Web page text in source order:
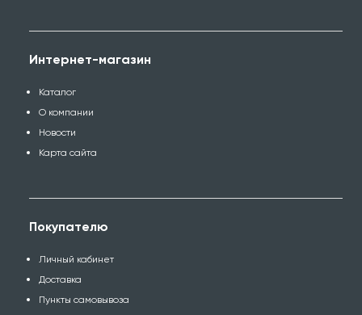
Интернет-магазин
Каталог
О компании
Новости
Карта сайта
Покупателю
Личный кабинет
Доставка
Пункты самовывоза